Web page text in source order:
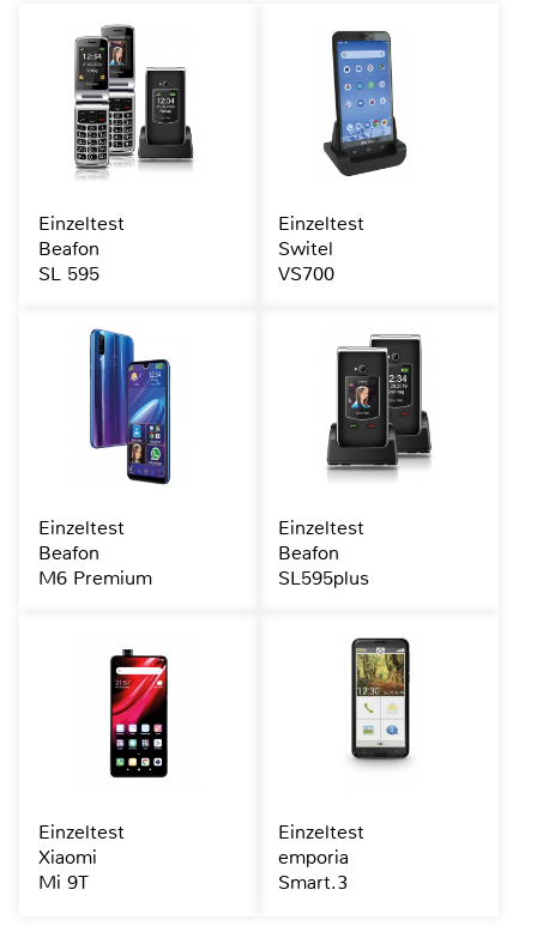
Einzeltest
Beafon
SL 595
Einzeltest
Switel
VS700
Einzeltest
Beafon
M6 Premium
Einzeltest
Beafon
SL595plus
Einzeltest
Xiaomi
Mi 9T
Einzeltest
emporia
Smart.3